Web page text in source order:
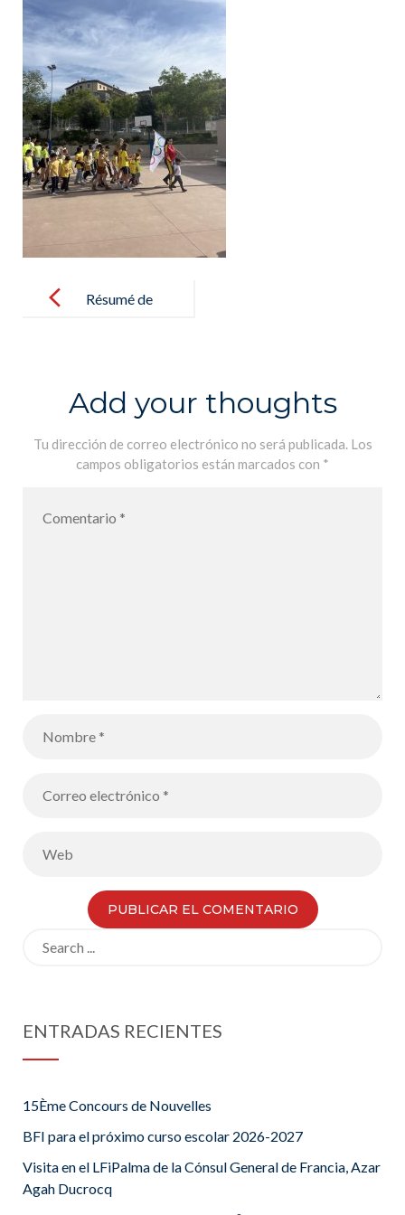
navigation Résumé de
Paralympisme
et de
l’Interculturali
Add your thoughts
Tu dirección de correo electrónico no será publicada. Los
campos obligatorios están marcados con *
ENTRADAS RECIENTES
15Ème Concours de Nouvelles
BFI para el próximo curso escolar 2026-2027
Visita en el LFiPalma de la Cónsul General de Francia, Azar
Agah Ducrocq